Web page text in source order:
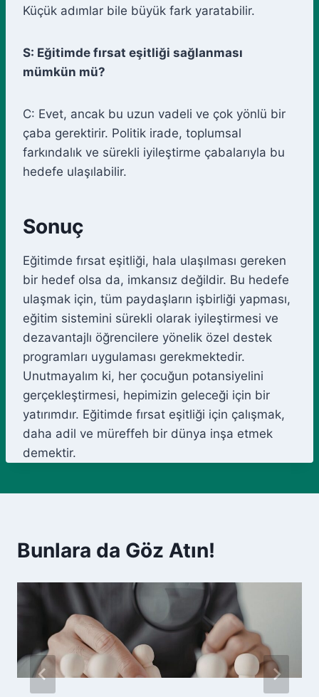
Küçük adımlar bile büyük fark yaratabilir.
S: Eğitimde fırsat eşitliği sağlanması
mümkün mü?
C: Evet, ancak bu uzun vadeli ve çok yönlü bir
çaba gerektirir. Politik irade, toplumsal
farkındalık ve sürekli iyileştirme çabalarıyla bu
hedefe ulaşılabilir.
Sonuç
Eğitimde fırsat eşitliği, hala ulaşılması gereken
bir hedef olsa da, imkansız değildir. Bu hedefe
ulaşmak için, tüm paydaşların işbirliği yapması,
eğitim sistemini sürekli olarak iyileştirmesi ve
dezavantajlı öğrencilere yönelik özel destek
programları uygulaması gerekmektedir.
Unutmayalım ki, her çocuğun potansiyelini
gerçekleştirmesi, hepimizin geleceği için bir
yatırımdır. Eğitimde fırsat eşitliği için çalışmak,
daha adil ve müreffeh bir dünya inşa etmek
demektir.
Bunlara da Göz Atın!